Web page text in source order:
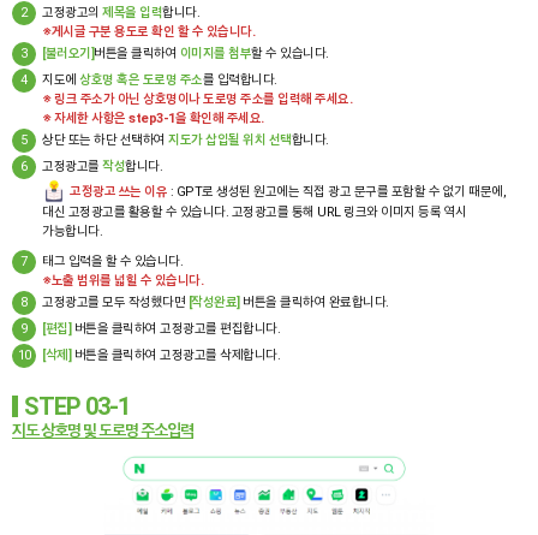
2
고정광고의 제목을 입력합니다.
※게시글 구분 용도로 확인 할 수 있습니다.
3
[불러오기]버튼을 클릭하여 이미지를 첨부할 수 있습니다.
4
지도에 상호명 혹은 도로명 주소를 입력합니다.
※ 링크 주소가 아닌 상호명이나 도로명 주소를 입력해 주세요.
※ 자세한 사항은 step3-1을 확인해 주세요.
5
상단 또는 하단 선택하여 지도가 삽입될 위치 선택합니다.
6
고정광고를 작성합니다.
고정광고 쓰는 이유 : GPT로 생성된 원고에는 직접 광고 문구를 포함할 수 없기 때문에,
대신 고정광고를 활용할 수 있습니다. 고정광고를 통해 URL 링크와 이미지 등록 역시
가능합니다.
7
태그 입력을 할 수 있습니다.
※노출 범위를 넓힐 수 있습니다.
8
고정광고를 모두 작성했다면 [작성완료] 버튼을 클릭하여 완료합니다.
9
[편집] 버튼을 클릭하여 고정광고를 편집합니다.
10
[삭제] 버튼을 클릭하여 고정광고를 삭제합니다.
STEP 03-1
지도 상호명 및 도로명 주소입력